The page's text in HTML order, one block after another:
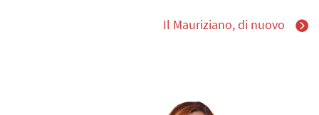
Il Mauriziano, di nuovo